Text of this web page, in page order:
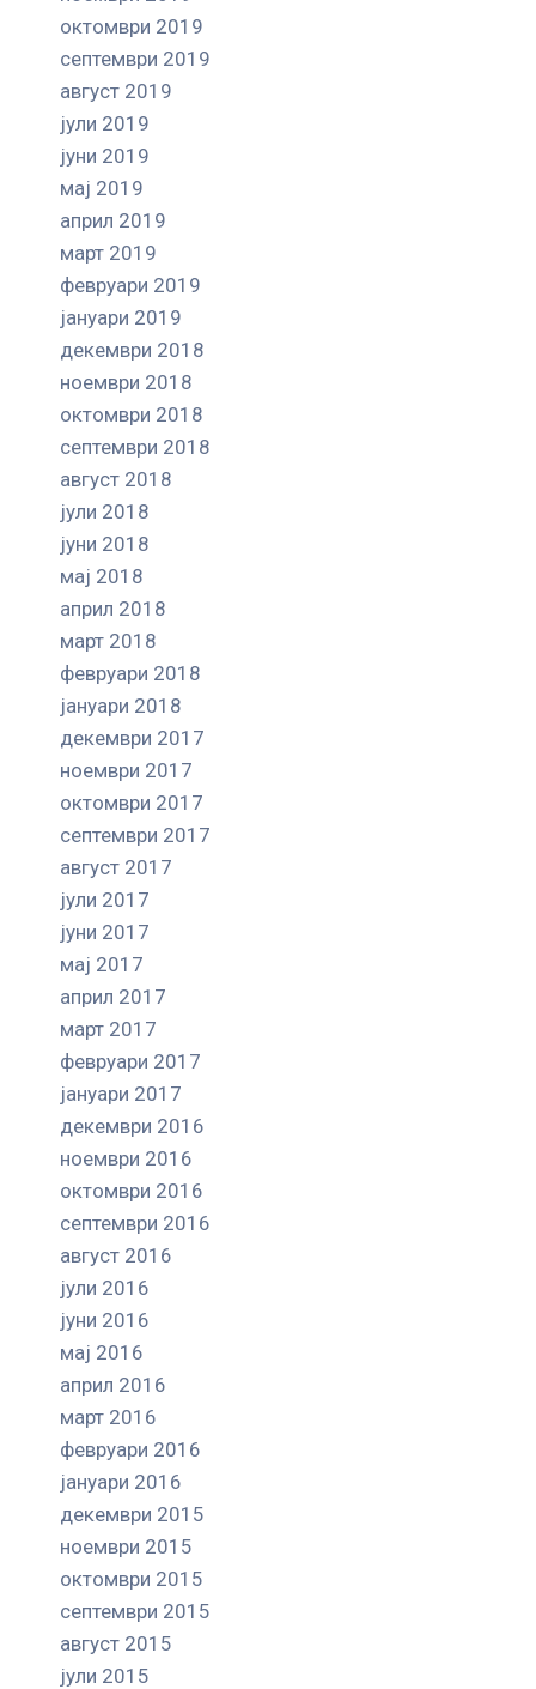
октомври 2019
септември 2019
август 2019
јули 2019
јуни 2019
мај 2019
април 2019
март 2019
февруари 2019
јануари 2019
декември 2018
ноември 2018
октомври 2018
септември 2018
август 2018
јули 2018
јуни 2018
мај 2018
април 2018
март 2018
февруари 2018
јануари 2018
декември 2017
ноември 2017
октомври 2017
септември 2017
август 2017
јули 2017
јуни 2017
мај 2017
април 2017
март 2017
февруари 2017
јануари 2017
декември 2016
ноември 2016
октомври 2016
септември 2016
август 2016
јули 2016
јуни 2016
мај 2016
април 2016
март 2016
февруари 2016
јануари 2016
декември 2015
ноември 2015
октомври 2015
септември 2015
август 2015
јули 2015